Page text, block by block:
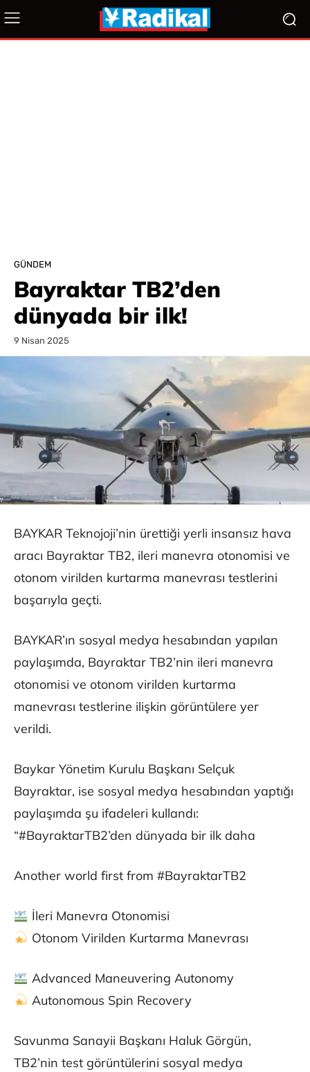
GÜNDEM
Bayraktar TB2’den
dünyada bir ilk!
9 Nisan 2025
BAYKAR Teknojoji’nin ürettiği yerli insansız hava
aracı Bayraktar TB2, ileri manevra otonomisi ve
otonom virilden kurtarma manevrası testlerini
başarıyla geçti.
BAYKAR’ın sosyal medya hesabından yapılan
paylaşımda, Bayraktar TB2’nin ileri manevra
otonomisi ve otonom virilden kurtarma
manevrası testlerine ilişkin görüntülere yer
verildi.
Baykar Yönetim Kurulu Başkanı Selçuk
Bayraktar, ise sosyal medya hesabından yaptığı
paylaşımda şu ifadeleri kullandı:
“#BayraktarTB2’den dünyada bir ilk daha
Another world first from #BayraktarTB2
İleri Manevra Otonomisi
Otonom Virilden Kurtarma Manevrası
Advanced Maneuvering Autonomy
Autonomous Spin Recovery
Savunma Sanayii Başkanı Haluk Görgün,
TB2’nin test görüntülerini sosyal medya